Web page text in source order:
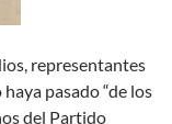
representantes
pasado “de los
del Partido